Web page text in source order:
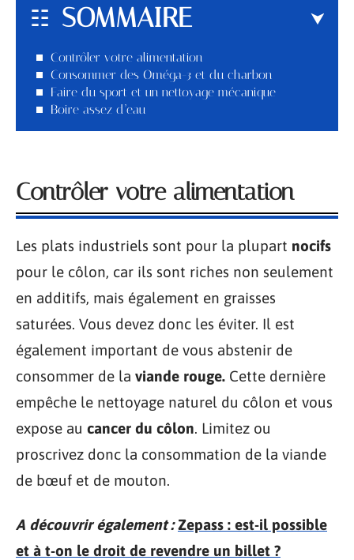
SOMMAIRE
Contrôler votre alimentation
Consommer des Oméga-3 et du charbon
Faire du sport et un nettoyage mécanique
Boire assez d’eau
Contrôler votre alimentation
Les plats industriels sont pour la plupart nocifs
pour le côlon, car ils sont riches non seulement
en additifs, mais également en graisses
saturées. Vous devez donc les éviter. Il est
également important de vous abstenir de
consommer de la viande rouge. Cette dernière
empêche le nettoyage naturel du côlon et vous
expose au cancer du côlon. Limitez ou
proscrivez donc la consommation de la viande
de bœuf et de mouton.
A découvrir également : Zepass : est-il possible
et à t-on le droit de revendre un billet ?